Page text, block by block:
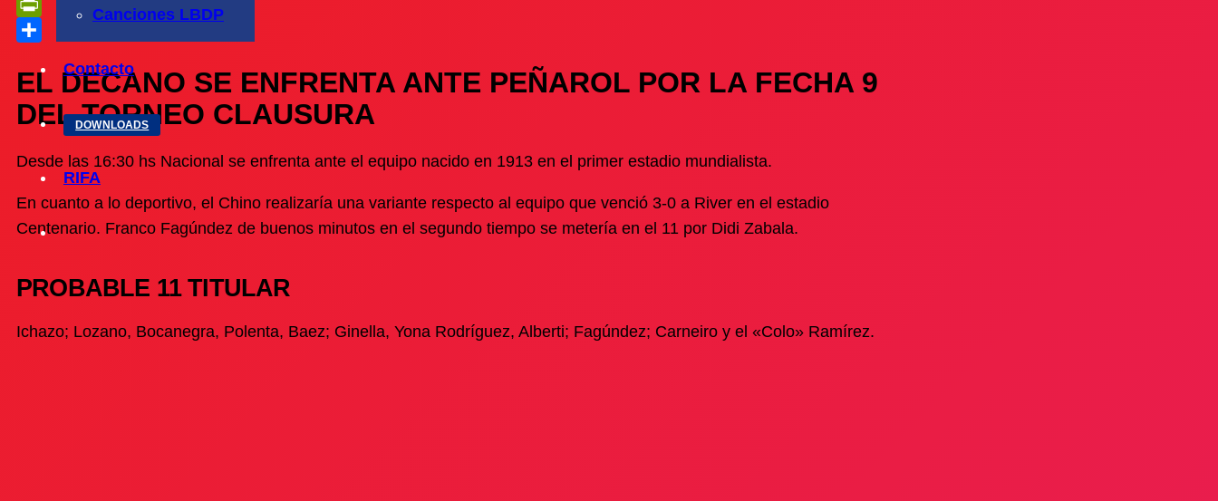
Canciones LBDP
Contacto
DOWNLOADS
RIFA
Telegram
PrintFriendly
EL DECANO SE ENFRENTA ANTE PEÑAROL POR LA FECHA 9
DEL TORNEO CLAUSURA
Desde las 16:30 hs Nacional se enfrenta ante el equipo nacido en 1913 en el primer estadio mundialista.
En cuanto a lo deportivo, el Chino realizaría una variante respecto al equipo que venció 3-0 a River en el estadio
Centenario. Franco Fagúndez de buenos minutos en el segundo tiempo se metería en el 11 por Didi Zabala.
PROBABLE 11 TITULAR
Ichazo; Lozano, Bocanegra, Polenta, Baez; Ginella, Yona Rodríguez, Alberti; Fagúndez; Carneiro y el «Colo» Ramírez.